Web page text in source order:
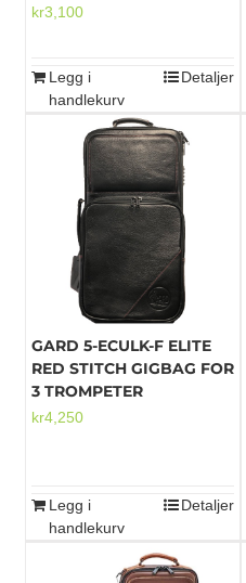
kr3,100
Legg i
handlekurv
Detaljer
GARD 5-ECULK-F ELITE
RED STITCH GIGBAG FOR
3 TROMPETER
kr4,250
Legg i
handlekurv
Detaljer